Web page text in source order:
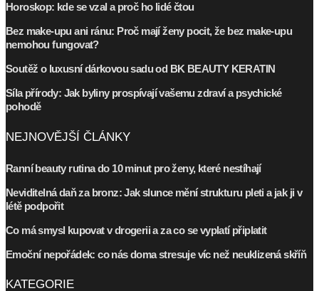
Horoskop: kde se vzal a proč ho lidé čtou
Bez make-upu ani ránu: Proč mají ženy pocit, že bez make-upu
nemohou fungovat?
Soutěž o luxusní dárkovou sadu od BK BEAUTY KERATIN
Síla přírody: Jak byliny prospívají vašemu zdraví a psychické
pohodě
NEJNOVĚJŠÍ ČLÁNKY
Ranní beauty rutina do 10 minut pro ženy, které nestíhají
Neviditelná daň za bronz: Jak slunce mění strukturu pleti a jak ji v
létě podpořit
Co má smysl kupovat v drogerii a za co se vyplatí připlatit
Emoční nepořádek: co nás doma stresuje víc než neuklizená skříň
KATEGORIE